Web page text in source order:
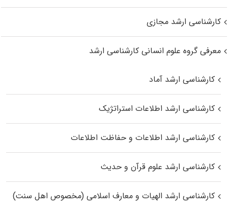
کارشناسی ارشد مجازی
معرفی گروه علوم انسانی کارشناسی ارشد
کارشناسی ارشد آماد
کارشناسی ارشد اطلاعات استراتژیک
کارشناسی ارشد اطلاعات و حفاظت اطلاعات
کارشناسی ارشد علوم قرآن و حدیث
کارشناسی ارشد الهیات و معارف اسلامی (مخصوص اهل سنت)